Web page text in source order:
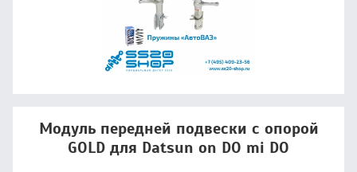
Модуль передней подвески с опорой
GOLD для Datsun on DO mi DO